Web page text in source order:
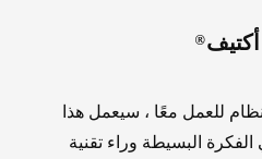
للعمل معًا ، سيعمل هذا
البسيطة وراء تقنية